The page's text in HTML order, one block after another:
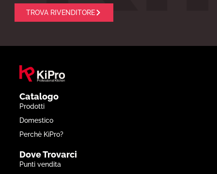
TROVA RIVENDITORE
Catalogo
Prodotti
Domestico
Perchè KiPro?
Dove Trovarci
Punti vendita